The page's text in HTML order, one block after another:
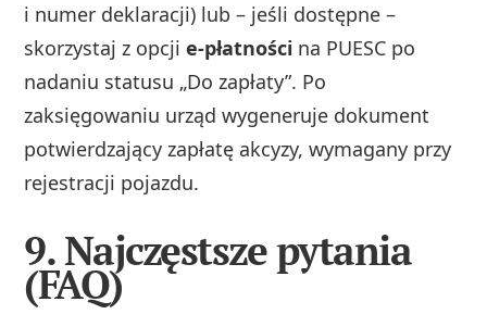
i numer deklaracji) lub – jeśli dostępne –
skorzystaj z opcjie‑płatności na PUESC po
nadaniu statusu „Do zapłaty”. Po
zaksięgowaniu urząd wygeneruje dokument
potwierdzający zapłatę akcyzy, wymagany przy
rejestracji pojazdu.
9. Najczęstsze pytania
(FAQ)